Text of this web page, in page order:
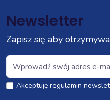
Newsletter
Zapisz się aby
Akceptuję regulamin